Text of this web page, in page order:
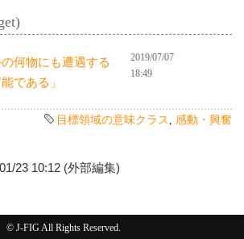
の何物にも遭遇する
である」
2019/07/07
18:49
目標領域の意味クラス, 感動・興奮
23 10:12 (外部編集)
© J-FIG All Rights Reserved.